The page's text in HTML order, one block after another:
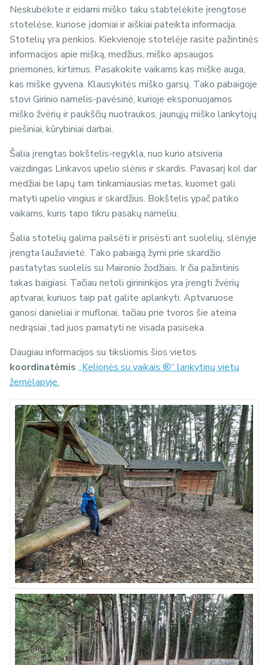
Neskubėkite ir eidami miško taku stabtelėkite įrengtose
stotelėse, kuriose įdomiai ir aiškiai pateikta informacija.
Stotelių yra penkios. Kiekvienoje stotelėje rasite pažintinės
informacijos apie mišką, medžius, miško apsaugos
priemones, kirtimus. Pasakokite vaikams kas miške auga,
kas miške gyvena. Klausykitės miško garsų. Tako pabaigoje
stovi Girinio namelis-pavėsinė, kurioje eksponuojamos
miško žvėrių ir paukščių nuotraukos, jaunųjų miško lankytojų
piešiniai, kūrybiniai darbai.
Šalia įrengtas bokštelis-regykla, nuo kurio atsiveria
vaizdingas Linkavos upelio slėnis ir skardis. Pavasarį kol dar
medžiai be lapų tam tinkamiausias metas, kuomet gali
matyti upelio vingius ir skardžius. Bokštelis ypač patiko
vaikams, kuris tapo tikru pasakų nameliu.
Šalia stotelių galima pailsėti ir prisėsti ant suolelių, slėnyje
įrengta laužavietė. Tako pabaigą žymi prie skardžio
pastatytas suolelis su Maironio žodžiais. Ir čia pažintinis
takas baigiasi. Tačiau netoli girininkijos yra įrengti žvėrių
aptvarai, kuriuos taip pat galite aplankyti. Aptvaruose
ganosi danieliai ir muflonai, tačiau prie tvoros šie ateina
nedrąsiai ,tad juos pamatyti ne visada pasiseka.
Daugiau informacijos su tiksliomis šios vietos
koordinatėmis „Kelionės su vaikais ®“ lankytinų vietų
žemėlapyje.